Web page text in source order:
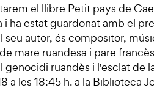
el llibre Petit pays de
i ha estat guardonat amb el
seu autor, és compositor,
mare ruandesa i pare
genocidi ruandès i l'esclat de
a les 18:45 h. a la Biblioteca